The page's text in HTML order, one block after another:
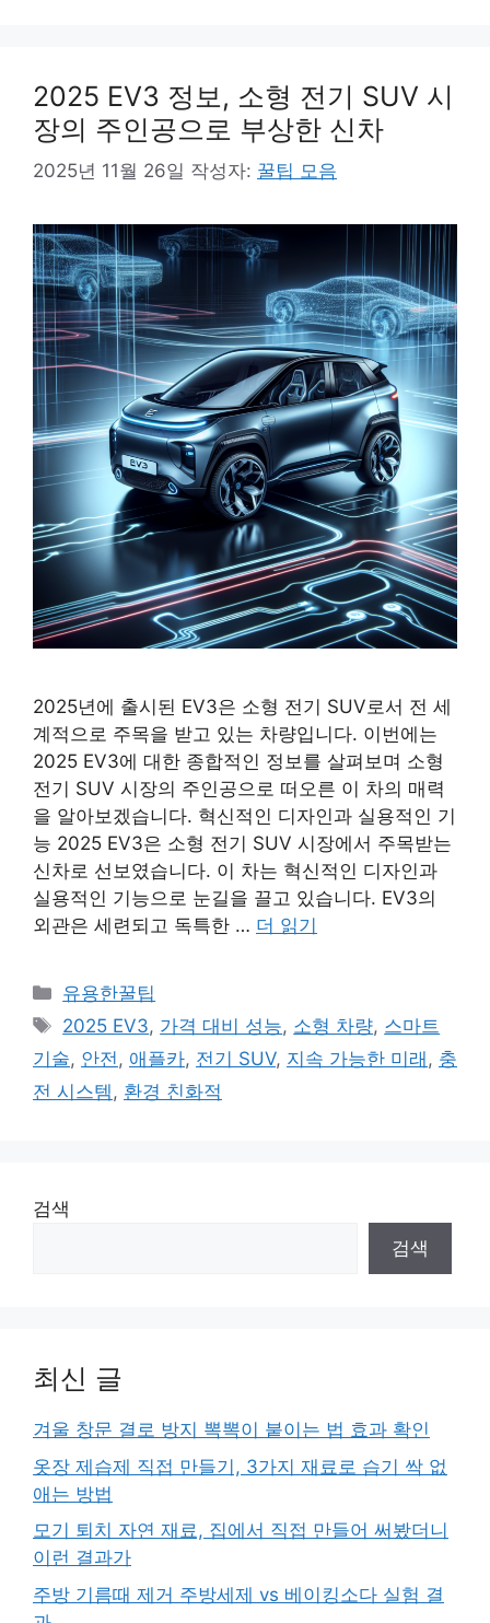
2025 EV3 정보, 소형 전기 SUV 시
장의 주인공으로 부상한 신차
2025년 11월 26일 작성자: 꿀팁 모음
2025년에 출시된 EV3은 소형 전기 SUV로서 전 세
계적으로 주목을 받고 있는 차량입니다. 이번에는
2025 EV3에 대한 종합적인 정보를 살펴보며 소형
전기 SUV 시장의 주인공으로 떠오른 이 차의 매력
을 알아보겠습니다. 혁신적인 디자인과 실용적인 기
능 2025 EV3은 소형 전기 SUV 시장에서 주목받는
신차로 선보였습니다. 이 차는 혁신적인 디자인과
실용적인 기능으로 눈길을 끌고 있습니다. EV3의
외관은 세련되고 독특한 … 더 읽기
카
테
리
유용한꿀팁
태
그
2025 EV3, 가격 대비 성능, 소형 차량, 스마트
기술, 안전, 애플카, 전기 SUV, 지속 가능한 미래 , 충
전 시스템, 환경 친화적
검색
검색
최신 글
겨울 창문 결로 방지 뽁뽁이 붙이는 법 효과 확인
옷장 제습제 직접 만들기, 3가지 재료로 습기 싹 없
애는 방법
모기 퇴치 자연 재료, 집에서 직접 만들어 써봤더니
이런 결과가
주방 기름때 제거 주방세제 vs 베이킹소다 실험 결